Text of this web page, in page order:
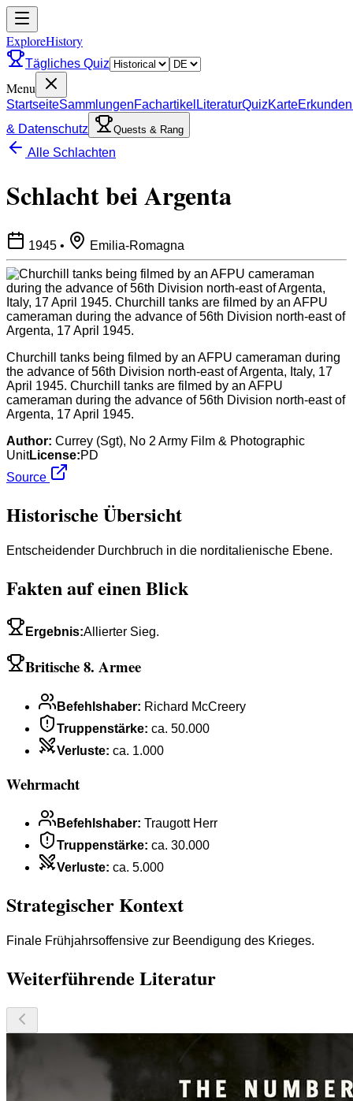
ExploreHistory
Tägliches Quiz
Menu
StartseiteSammlungenFachartikel LiteraturQuizKarteErkunden
& Datenschutz
Quests & Rang
Alle Schlachten
Schlacht bei Argenta
1945 • Emilia-Romagna
Churchill tanks being filmed by an AFPU cameraman during
the advance of 56th Division north-east of Argenta, Italy, 17
April 1945. Churchill tanks are filmed by an AFPU
cameraman during the advance of 56th Division north-east of
Argenta, 17 April 1945.
Author: Currey (Sgt), No 2 Army Film & Photographic
UnitLicense:PD
Source
Historische Übersicht
Entscheidender Durchbruch in die norditalienische Ebene.
Fakten auf einen Blick
Ergebnis:Allierter Sieg.
Britische 8. Armee
Befehlshaber: Richard McCreery
Truppenstärke: ca. 50.000
Verluste: ca. 1.000
Wehrmacht
Befehlshaber: Traugott Herr
Truppenstärke: ca. 30.000
Verluste: ca. 5.000
Strategischer Kontext
Finale Frühjahrsoffensive zur Beendigung des Krieges.
Weiterführende Literatur